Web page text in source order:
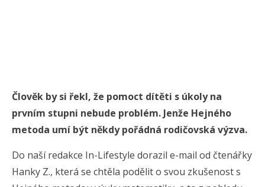
Člověk by si řekl, že pomoct dítěti s úkoly na
prvním stupni nebude problém. Jenže Hejného
metoda umí být někdy pořádná rodičovská výzva.
Do naší redakce In-Lifestyle dorazil e-mail od čtenářky
Hanky Z., která se chtěla podělit o svou zkušenost s